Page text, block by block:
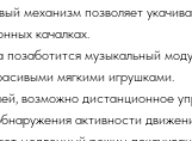
механизм позволяет
качалках.
музыкальный
мягкими игрушками.
возможно дистанционное
активности